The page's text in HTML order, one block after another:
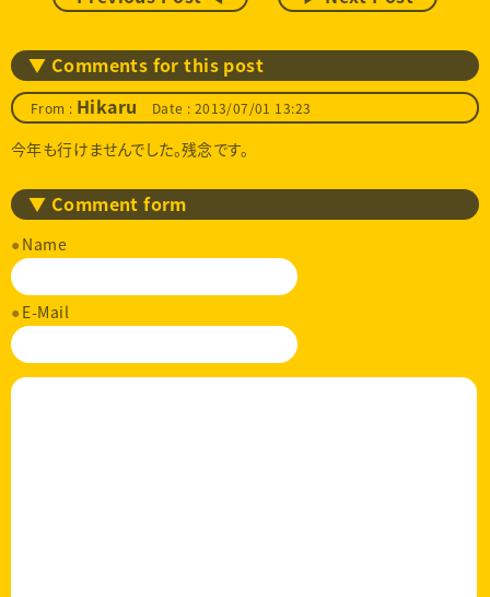
▼ Comments for this post
From : Hikaru Date : 2013/07/01 13:23
今年も行けませんでした。残念です。
▼ Comment form
Name
E-Mail